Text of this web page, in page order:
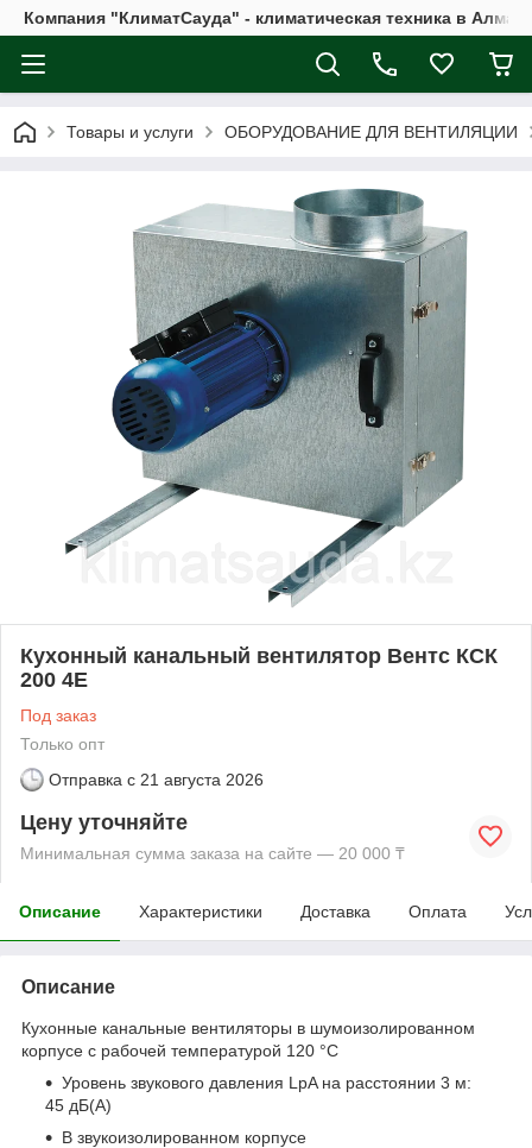
Компания "КлиматСауда" - климатическая техника в
Товары и услуги ОБОРУДОВАНИЕ ДЛЯ ВЕНТИЛЯЦИИ
Кухонный канальный вентилятор Вентс КСК
200 4Е
Под заказ
Только опт
Отправка с 21 августа 2026
Цену уточняйте
Минимальная сумма заказа на сайте — 20 000 ₸
Описание Характеристики Доставка Оплата
Описание
Кухонные канальные вентиляторы в шумоизолированном
корпусе с рабочей температурой 120 °С
Уровень звукового давления LpA на расстоянии 3 м:
45 дБ(А)
В звукоизолированном корпусе